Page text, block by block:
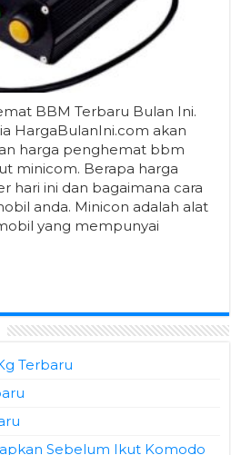
BBM Terbaru Bulan Ini.
HargaBulanIni.com akan
harga penghemat bbm
minicom. Berapa harga
hari ini dan bagaimana cara
anda. Minicon adalah alat
yang mempunyai
Terbaru
Sebelum Ikut Komodo